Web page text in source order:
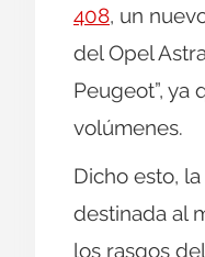
408, un
del Opel
Peugeot”,
volúmenes.
Dicho esto,
destinada al
los rasgos